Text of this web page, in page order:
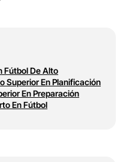
Fútbol De Alto
Superior En Planificación
En Preparación
En Fútbol